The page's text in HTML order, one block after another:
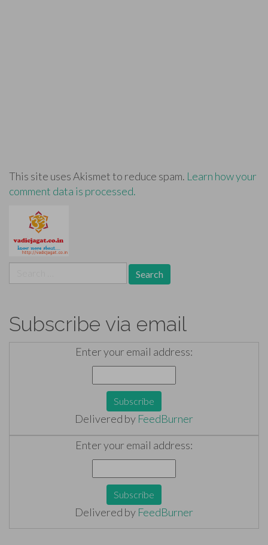
This site uses Akismet to reduce spam. Learn how your
comment data is processed.
for:
Subscribe via email
Enter your email address:
Delivered by FeedBurner
Enter your email address:
Delivered by FeedBurner